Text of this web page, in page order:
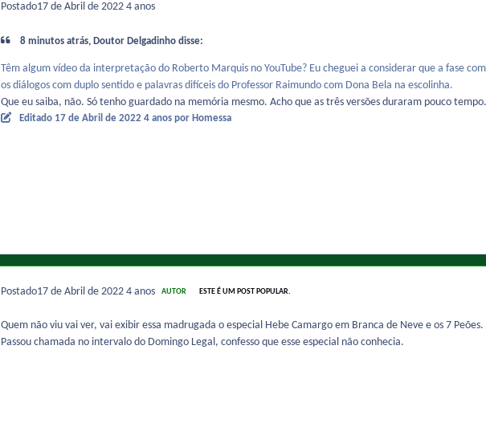
Postado17 de Abril de 2022 4 anos
8 minutos atrás, Doutor Delgadinho disse:
Têm algum vídeo da interpretação do Roberto Marquis no YouTube? Eu cheguei a considerar que a fase
os diálogos com duplo sentido e palavras difíceis do Professor Raimundo com Dona Bela na escolinha.
Que eu saiba, não. Só tenho guardado na memória mesmo. Acho que as três versões duraram pouco tempo.
Editado 17 de Abril de 2022 4 anos por Homessa
Postado17 de Abril de 2022 4 anos AUTOR ESTE É UM POST POPULAR.
Quem não viu vai ver, vai exibir essa madrugada o especial Hebe Camargo em Branca de Neve e os 7 Peões.
Passou chamada no intervalo do Domingo Legal, confesso que esse especial não conhecia.